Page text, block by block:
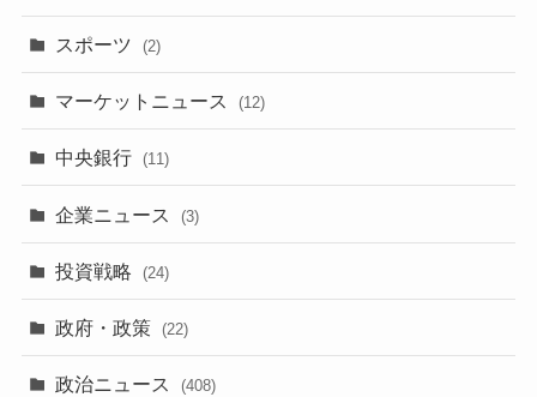
スポーツ (2)
マーケットニュース (12)
中央銀行 (11)
企業ニュース (3)
投資戦略 (24)
政府・政策 (22)
政治ニュース (408)